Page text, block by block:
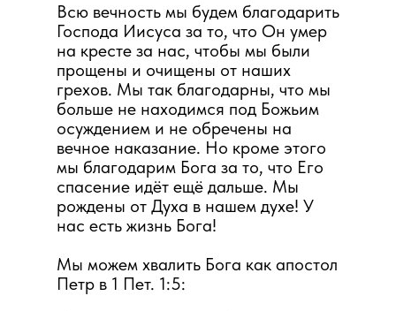
Всю вечность мы будем благодарить
Господа Иисуса за то, что Он умер
на кресте за нас, чтобы мы были
прощены и очищены от наших
грехов. Мы так благодарны, что мы
больше не находимся под Божьим
осуждением и не обречены на
вечное наказание. Но кроме этого
мы благодарим Бога за то, что Его
спасение идёт ещё дальше. Мы
рождены от Духа в нашем духе! У
нас есть жизнь Бога!
Мы можем хвалить Бога как апостол
Петр в 1 Пет. 1:5: